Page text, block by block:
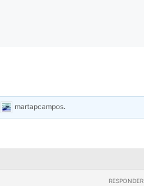
martapcampos.
RESPONDER